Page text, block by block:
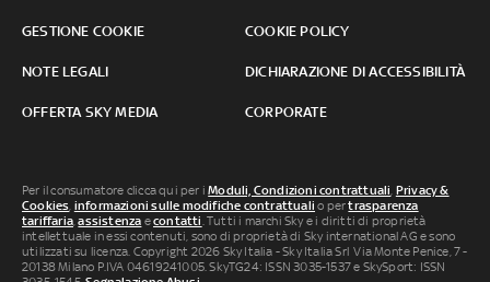
GESTIONE COOKIE COOKIE POLICY
NOTE LEGALI DICHIARAZIONE DI ACCESSIBILITÀ
OFFERTA SKY MEDIA CORPORATE
Per il consumatore clicca qui per iModuli, Condizioni contrattuali, Privacy &
Cookies, informazioni sulle modifiche contrattuali o pertrasparenza
tariffaria,assistenza econtatti. Tutti i marchi Sky e i diritti di proprietà
intellettuale in essi contenuti, sono di proprietà di Sky international AG e sono
utilizzati su licenza. Copyright 2026 Sky Italia - Sky Italia Srl Via Monte Penice, 7 -
20138 Milano P.IVA 04619241005. SkyTG24: ISSN 3035-1537 e SkySport: ISSN